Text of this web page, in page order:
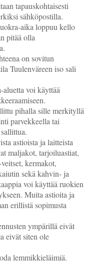
tapauskohtaisesti
sähköpostilla.
aika loppuu kello
pitää olla
on sovitun
Tuulenväreen iso sali
voi käyttää
pihalla sille merkityllä
parvekkeella tai
astioista ja laitteista
maljakot, tarjoiluastiat,
kermakot,
sekä kahvin- ja
voi käyttää ruokien
Muita astioita ja
erillistä sopimusta
ympärillä eivät
eivät siten ole
lemmikkieläimiä.